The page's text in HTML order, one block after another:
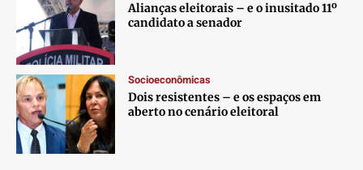
Alianças eleitorais – e o inusitado 11º
candidato a senador
Socioeconômicas
Dois resistentes – e os espaços em
aberto no cenário eleitoral